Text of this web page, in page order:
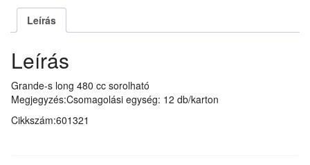
Leírás
Leírás
Grande-s long 480 cc sorolható
Megjegyzés:Csomagolási egység: 12 db/karton
Cikkszám:601321